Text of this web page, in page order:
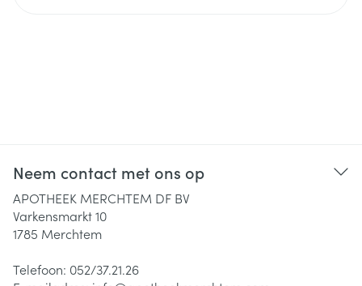
Neem contact met ons op
APOTHEEK MERCHTEM DF BV
Varkensmarkt 10
1785 Merchtem
Telefoon: 052/37.21.26